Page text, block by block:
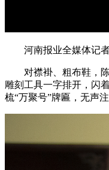
河南报业全媒体记者
对襟褂、粗布鞋，陈
雕刻工具一字排开，闪
梳“万聚号”牌匾，无声注